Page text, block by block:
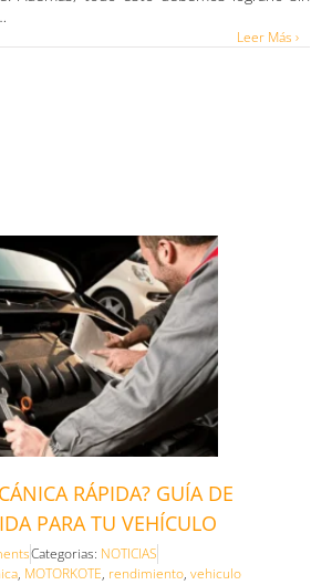
Leer Más ›
RÁPIDA? GUÍA DE
PARA TU VEHÍCULO
Categorias: NOTICIAS
, MOTORKOTE, rendimiento, vehiculo